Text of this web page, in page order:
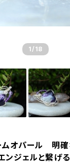
1 /18
ムオパール 明確
ンジェルと繋げ